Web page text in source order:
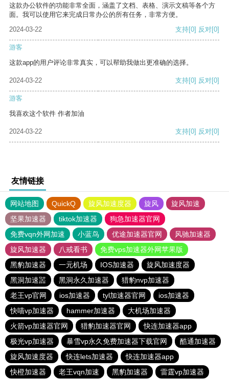
这款办公软件的功能非常全面，涵盖了文档、表格、演示文稿等各个方
面。我可以使用它来完成日常办公的所有任务，非常方便。
2024-03-22
支持[0] 反对[0]
游客
这款app的用户评论非常真实，可以帮助我做出更准确的选择。
2024-03-22 支持[0] 反对[0]
游客
我喜欢这个软件 作者加油
2024-03-22 支持[0] 反对[0]
友情链接
网站地图 QuickQ 旋风加速度器 旋风
旋风加速
坚果加速器
tiktok加速器
狗急加速器官网
免费vqn外网加速
小蓝鸟 优途加速器官网
风驰加速器
旋风加速器
八戒看书
免费vps加速器外网苹果版
黑豹加速器
一元机场 IOS加速器
旋风加速度器
黑洞加速噐
黑洞永久加速器
猎豹nvp加速器
老王vp官网
ios加速器 tyl加速器官网
ios加速器
快喵vp加速器
hammer加速器
大机场加速器
火箭vp加速器官网
猎豹加速器官网
快连加速器app
极光vp加速器
暴雪vp永久免费加速器下载官网
酷通加速器
旋风加速度器
快连lets加速器
快连加速器app
快橙加速器
老王vqn加速 黑豹加速器 雷霆vp加速器